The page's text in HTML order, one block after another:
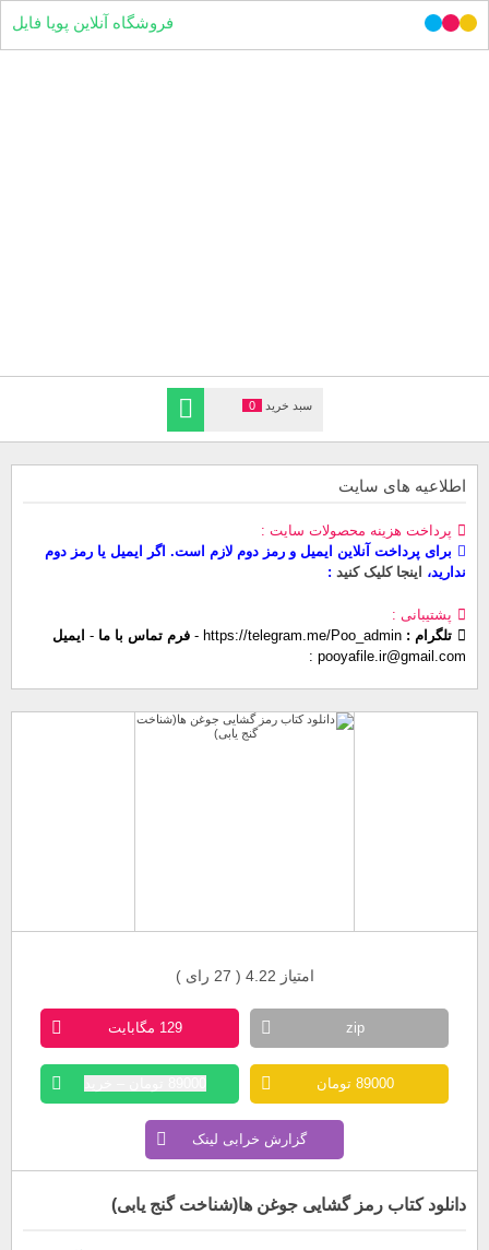
سبد خرید 0
فروشگاه آنلاین پویا فایل
اطلاعیه های سایت
پرداخت هزینه محصولات سایت
برای پرداخت آنلاین ایمیل و رمز دوم لازم است. اگر ایمیل یا رمز دوم
ندارید،
اینجا کلیک کنید
پشتیبانی
تلگرام : https://telegram.me/Poo_admin
- فرم تماس با ما - ایمیل
pooyafile.ir@gmail.com
امتیاز 4.22 ( 27 رای )
zip 129 مگابایت
89000 تومان
گزارش خرابی لینک
دانلود کتاب رمز گشایی جوغن ها(شناخت گنج یابی)